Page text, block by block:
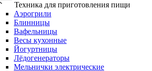
Техника для приготовления пищи
Аэрогрили
Блинницы
Вафельницы
Весы кухонные
Йогуртницы
Лёдогенераторы
Мельнички электрические